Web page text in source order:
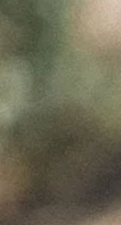
H Img